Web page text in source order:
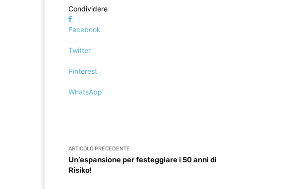
Condividere
Facebook
Twitter
Pinterest
WhatsApp
ARTICOLO PRECEDENTE
Un’espansione per festeggiare i 50 anni di
Risiko!